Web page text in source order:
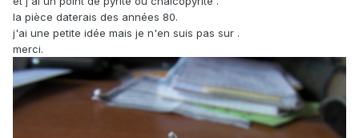
la pièce daterais des années 80.
j'ai une petite idée mais je n'en suis pas sur .
merci.